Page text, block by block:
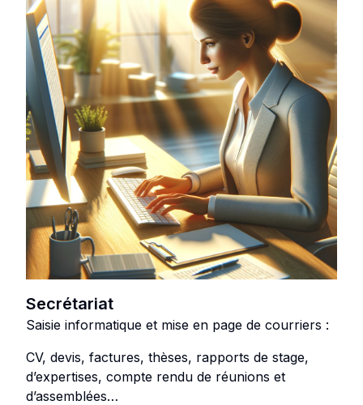
Secrétariat
Saisie informatique et mise en page de courriers :
CV, devis, factures, thèses, rapports de stage,
d’expertises, compte rendu de réunions et
d’assemblées…